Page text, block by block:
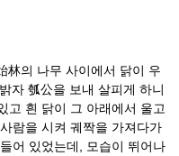
林의 나무 사이에서 닭이 우
자 瓠公을 보내 살피게 하니
고 흰 닭이 그 아래에서 울고
람을 시켜 궤짝을 가져다가
어 있었는데, 모습이 뛰어나